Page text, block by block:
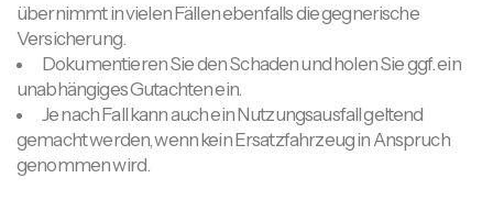
übernimmt in vielen Fällen ebenfalls die gegnerische
Versicherung.
Dokumentieren Sie den Schaden und holen Sie ggf. ein
unabhängiges Gutachten ein.
Je nach Fall kann auch ein Nutzungsausfall geltend
gemacht werden, wenn kein Ersatzfahrzeug in Anspruch
genommen wird.